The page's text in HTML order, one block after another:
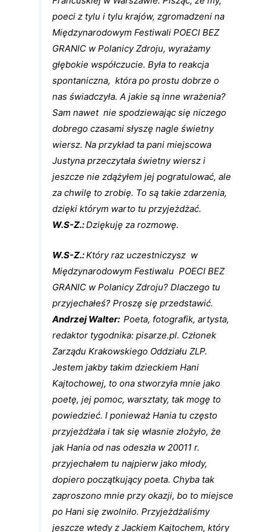
poeci z tylu i tylu krajów, zgromadzeni na
Międzynarodowym Festiwali POECI BEZ
GRANIC w Polanicy Zdroju, wyrażamy
głębokie współczucie. Była to reakcja
spontaniczna, która po prostu dobrze o
nas świadczyła. A jakie są inne wrażenia?
Sam nawet nie spodziewając się niczego
dobrego czasami słyszę nagle świetny
wiersz. Na przykład ta pani miejscowa
Justyna przeczytała świetny wiersz i
jeszcze nie zdążyłem jej pogratulować, ale
za chwilę to zrobię. To są takie zdarzenia,
dzięki którym warto tu przyjeżdżać.
W.S-Z.:Dziękuję za rozmowę.
W.S-Z.:Który raz uczestniczysz w
Międzynarodowym Festiwalu POECI BEZ
GRANIC w Polanicy Zdroju? Dlaczego tu
przyjechałeś? Proszę się przedstawić.
Andrzej Walter:Poeta, fotografik, artysta,
redaktor tygodnika: pisarze.pl. Członek
Zarządu Krakowskiego Oddziału ZLP.
Jestem jakby takim dzieckiem Hani
Kajtochowej, to ona stworzyła mnie jako
poetę, jej pomoc, warsztaty, tak mogę to
powiedzieć. I ponieważ Hania tu często
przyjeżdżała i tak się własnie złożyło, że
jak Hania od nas odeszła w 20011 r.
przyjechałem tu najpierw jako młody,
dopiero początkujący poeta. Chyba tak
zaproszono mnie przy okazji, bo to miejsce
po Hani się zwolniło. Przyjeżdżaliśmy
jeszcze wtedy z Jackiem Kajtochem, który